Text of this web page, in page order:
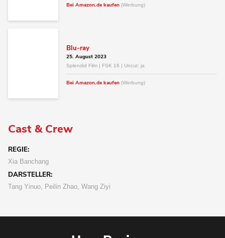
Bei Amazon.de kaufen (Werbung)
Blu-ray
25. August 2023
Splendid Film | FSK 16 | Uncut: ja
Bei Amazon.de kaufen (Werbung)
Cast & Crew
REGIE:
Xia Banchang
DARSTELLER:
Tang Yinuo, Peilin Zhao, Wang Ziyi